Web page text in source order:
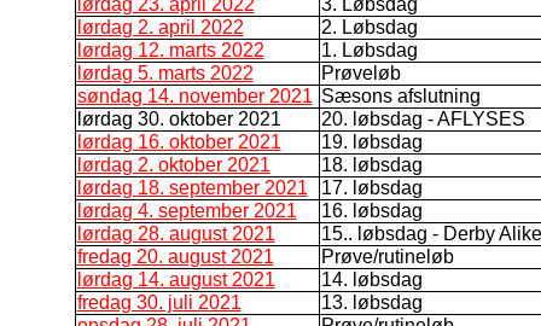
lørdag 2. april 2022
2. Løbsdag
lørdag 12. marts 2022
1. Løbsdag
lørdag 5. marts 2022
Prøveløb
søndag 14. november 2021 Sæsons afslutning
lørdag 30. oktober 2021
20. løbsdag - AFLYSES
lørdag 16. oktober 2021
19. løbsdag
lørdag 2. oktober 2021
18. løbsdag
lørdag 18. september 2021
17. løbsdag
lørdag 4. september 2021
16. løbsdag
lørdag 28. august 2021
15.. løbsdag - Derby Alike
fredag 20. august 2021
Prøve/rutineløb
lørdag 14. august 2021
14. løbsdag
fredag 30. juli 2021
13. løbsdag